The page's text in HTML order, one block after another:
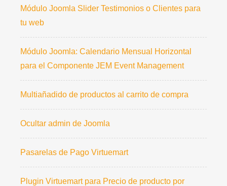
Módulo Joomla Slider Testimonios o Clientes para
tu web
Módulo Joomla: Calendario Mensual Horizontal
para el Componente JEM Event Management
Multiañadido de productos al carrito de compra
Ocultar admin de Joomla
Pasarelas de Pago Virtuemart
Plugin Virtuemart para Precio de producto por